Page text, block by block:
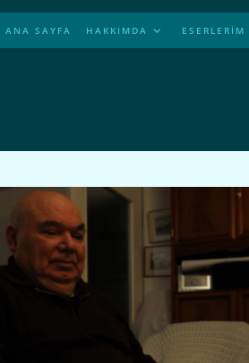
ANA SAYFA HAKKIMDA ESERLERİM